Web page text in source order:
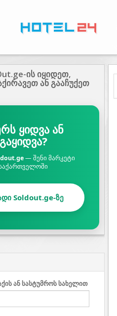
ის იყიდეთ,
ან გააჩუქეთ
ყიდვა ან
— შენი მარკეტი
Soldout.ge-ზე
ან სასტუმროს სახელით